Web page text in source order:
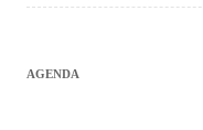
AGENDA